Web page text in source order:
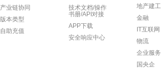
产业链协同
版本类型
自助充值
技术文档/操作
书册/API对接
APP下载
安全响应中心
地产建工
金融
IT互联网
物流
企业服务
国央企